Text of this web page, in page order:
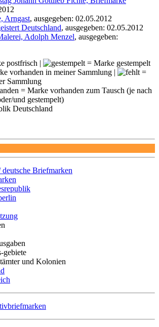
Arngast, ausgegeben: 02.05.2012
Deutschland, ausgegeben: 02.05.2012
Adolph Menzel, ausgegeben:
postfrisch |
= Marke gestempelt
vorhanden in meiner Sammlung |
=
Sammlung
= Marke vorhanden zum Tausch (je nach
und gestempelt)
Deutschland
Briefmarken
gebiete
und Kolonien